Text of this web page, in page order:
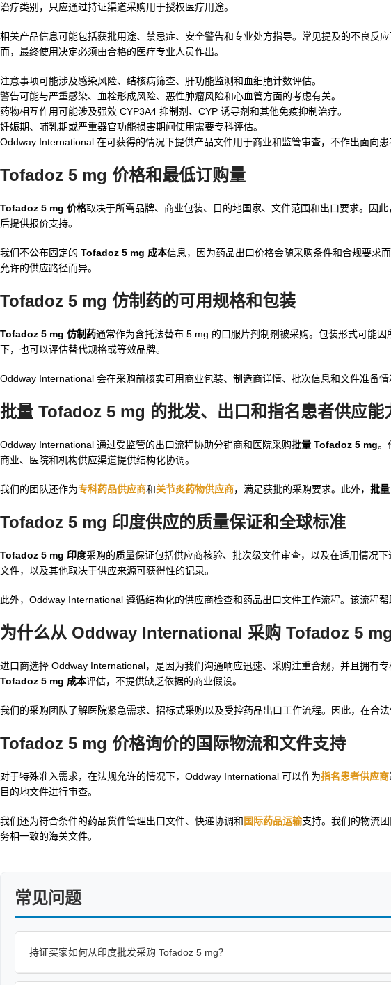
治疗类别，只应通过持证渠道采购用于授权医疗用途。
相关产品信息可能包括获批用途、禁忌症、安全警告和专业处方指导。常见提及的不良反
而，最终使用决定必须由合格的医疗专业人员作出。
注意事项可能涉及感染风险、结核病筛查、肝功能监测和血细胞计数评估。
警告可能与严重感染、血栓形成风险、恶性肿瘤风险和心血管方面的考虑有关。
药物相互作用可能涉及强效 CYP3A4 抑制剂、CYP 诱导剂和其他免疫抑制治疗。
妊娠期、哺乳期或严重器官功能损害期间使用需要专科评估。
Oddway International 在可获得的情况下提供产品文件用于商业和监管审查，不作出面向患
Tofadoz 5 mg 价格和最低订购量
Tofadoz 5 mg 价格取决于所需品牌、商业包装、目的地国家、文件范围和出口要求。因
后提供报价支持。
我们不公布固定的 Tofadoz 5 mg 成本信息，因为药品出口价格会随采购条件和合规要求
允许的供应路径而异。
Tofadoz 5 mg 仿制药的可用规格和包装
Tofadoz 5 mg 仿制药通常作为含托法替布 5 mg 的口服片剂制剂被采购。包装形式可能
下，也可以评估替代规格或等效品牌。
Oddway International 会在采购前核实可用商业包装、制造商详情、批次信息和文件准备
批量 Tofadoz 5 mg 的批发、出口和指名患者供应能
Oddway International 通过受监管的出口流程协助分销商和医院采购批量 Tofadoz 5 mg。
商业、医院和机构供应渠道提供结构化协调。
我们的团队还作为专科药品供应商和关节炎药物供应商，满足获批的采购要求。此外， 批
Tofadoz 5 mg 印度供应的质量保证和全球标准
Tofadoz 5 mg 印度采购的质量保证包括供应商核验、批次级文件审查，以及在适用情况
文件，以及其他取决于供应来源可获得性的记录。
此外，Oddway International 遵循结构化的供应商检查和药品出口文件工作流程。该流程
为什么从 Oddway International 采购 Tofadoz 5 mg
进口商选择 Oddway International，是因为我们沟通响应迅速、采购注重合规，并且拥有
Tofadoz 5 mg 成本评估，不提供缺乏依据的商业假设。
我们的采购团队了解医院紧急需求、招标式采购以及受控药品出口工作流程。因此，在合
Tofadoz 5 mg 价格询价的国际物流和文件支持
对于特殊准入需求，在法规允许的情况下，Oddway International 可以作为指名患者供应商
目的地文件进行审查。
我们还为符合条件的药品货件管理出口文件、快递协调和国际药品运输支持。我们的物流
务相一致的海关文件。
常见问题
持证买家如何从印度批发采购 Tofadoz 5 mg？